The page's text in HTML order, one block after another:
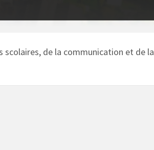
scolaires, de la communication et de la